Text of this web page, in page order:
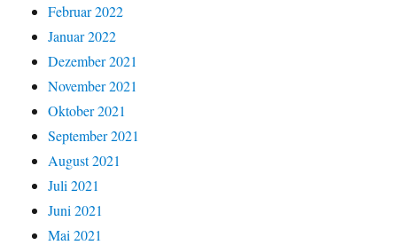
Februar 2022
Januar 2022
Dezember 2021
November 2021
Oktober 2021
September 2021
August 2021
Juli 2021
Juni 2021
Mai 2021